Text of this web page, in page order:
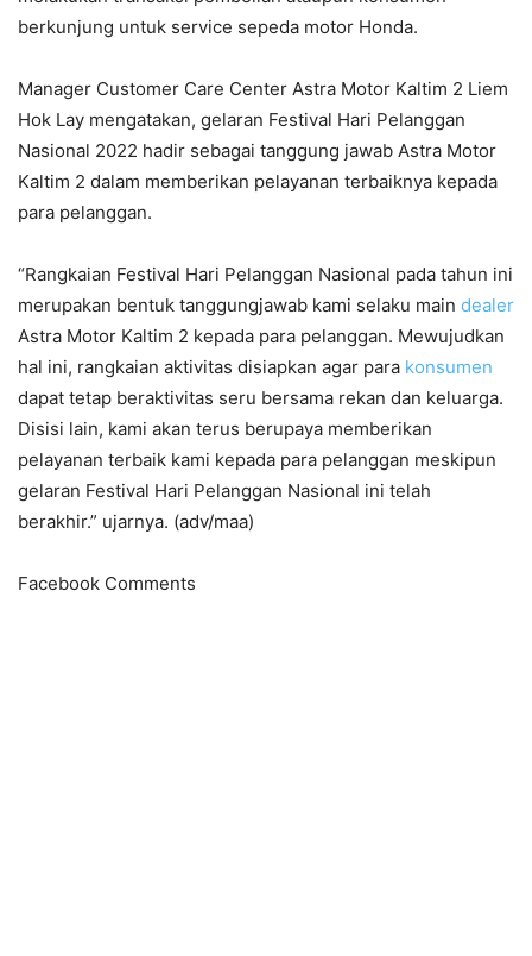
berkunjung untuk service sepeda motor Honda.
Manager Customer Care Center Astra Motor Kaltim 2 Liem
Hok Lay mengatakan, gelaran Festival Hari Pelanggan
Nasional 2022 hadir sebagai tanggung jawab Astra Motor
Kaltim 2 dalam memberikan pelayanan terbaiknya kepada
para pelanggan.
“Rangkaian Festival Hari Pelanggan Nasional pada tahun ini
merupakan bentuk tanggungjawab kami selaku main dealer
Astra Motor Kaltim 2 kepada para pelanggan. Mewujudkan
hal ini, rangkaian aktivitas disiapkan agar para konsumen
dapat tetap beraktivitas seru bersama rekan dan keluarga.
Disisi lain, kami akan terus berupaya memberikan
pelayanan terbaik kami kepada para pelanggan meskipun
gelaran Festival Hari Pelanggan Nasional ini telah
berakhir.” ujarnya. (adv/maa)
Facebook Comments